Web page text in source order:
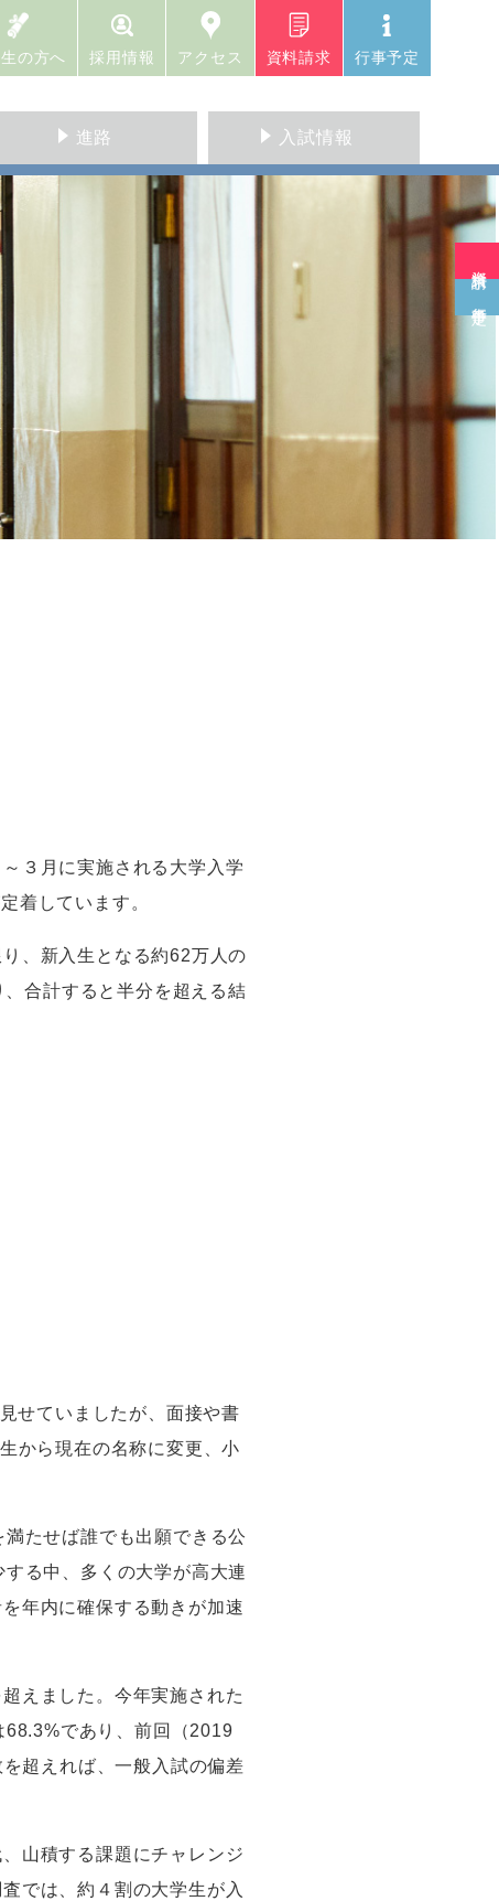
の方へ 採用情報 アクセス 資料請求 行事予定
進路 入試情報
３月に実施される大学入学
着しています。
、新入生となる約62万人の
、合計すると半分を超える結
せていましたが、面接や書
から現在の名称に変更、小
たせば誰でも出願できる公
る中、多くの大学が高大連
年内に確保する動きが加速
えました。今年実施された
68.3%であり、前回（2019
超えれば、一般入試の偏差
山積する課題にチャレンジ
では、約４割の大学生が入